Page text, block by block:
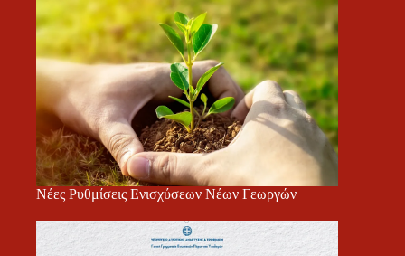
Νέες Ρυθμίσεις Ενισχύσεων Νέων Γεωργών